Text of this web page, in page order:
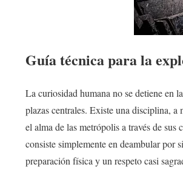
Guía técnica para la
La curiosidad humana no se detiene en
plazas centrales. Existe una disciplina,
el alma de las metrópolis a través de sus
consiste simplemente en deambular por
preparación física y un respeto casi